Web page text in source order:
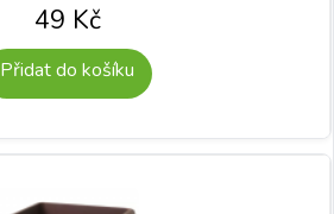
49 Kč
Přidat do košíku